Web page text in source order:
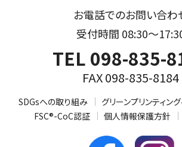
お電話でのお問い合わ
受付時間 08:30～
TEL 098-835-
FAX 098-835-8184
SDGsへの取り組み
グリーンプリンティン
FSC®-CoC認証
個人情報保護方針